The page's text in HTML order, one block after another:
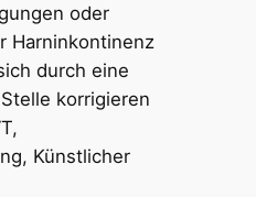
oder
Harninkontinenz
durch eine
korrigieren
Künstlicher